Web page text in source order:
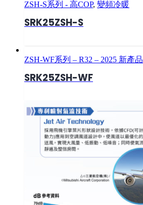
ZSH-S系列 - 高COP, 變頻冷暖
SRK25ZSH-S
ZSH-WF系列 – R32 – 2025 新產品
SRK25ZSH-WF